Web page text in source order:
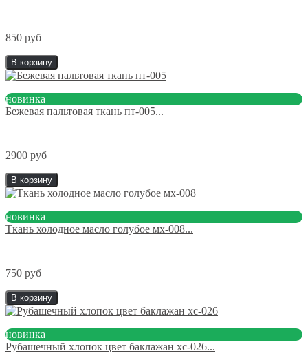
850 руб
В корзину
новинка
Бежевая пальтовая ткань пт-005...
2900 руб
В корзину
новинка
Ткань холодное масло голубое мх-008...
750 руб
В корзину
новинка
Рубашечный хлопок цвет баклажан хс-026...